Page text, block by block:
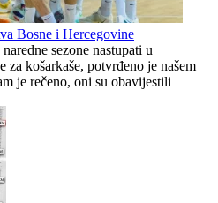
na Koševu: "Ovakav odnos
nećemo tolerisati"
Srđan Mandić prozvao
Adnana Džemidžića: Molio